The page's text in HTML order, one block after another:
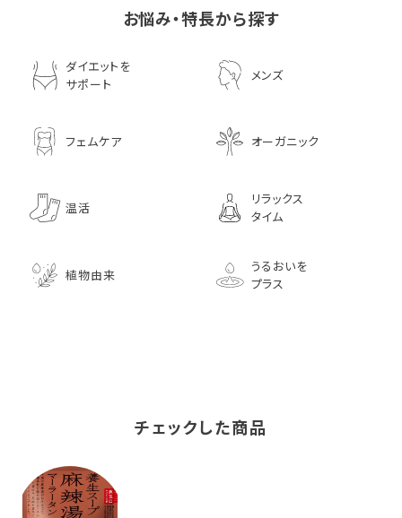
お悩み・特長から探す
ダイエットを
サポート
メンズ
フェムケア オーガニック
温活
リラックス
タイム
植物由来
うるおいを
プラス
チェックした商品